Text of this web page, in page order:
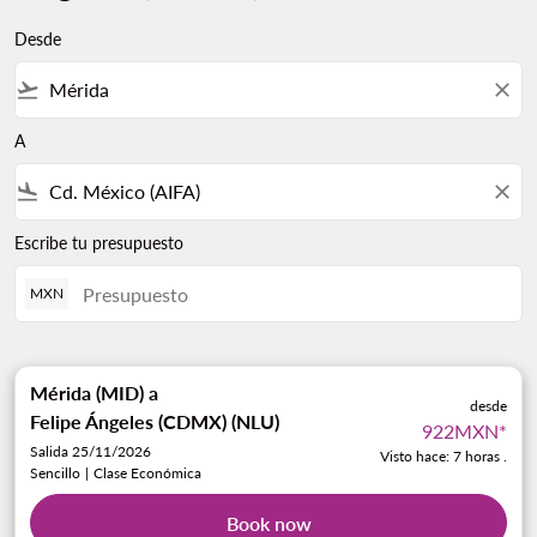
Desde
flight_takeoff close
A
flight_land close
Escribe tu presupuesto
MXN
Mérida (MID) a
Felipe Ángeles (CDMX) (NLU)
Salida 25/11/2026
Sencillo | Clase Económica
desde
922MXN*
Visto hace: 7 horas .
Book now